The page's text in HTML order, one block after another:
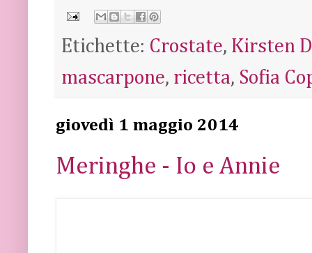
Etichette: Crostate, Kirsten
mascarpone, ricetta, Sofia
giovedì 1 maggio 2014
Meringhe - Io e Annie